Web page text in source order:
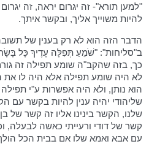
"למען תורא"- זה יגרום יראה, זה
להיות משוייך אליך, ובקשר איתך.
הדבר הזה הוא לא רק בענין של
ב"סליחות": "שֹׁמֵעַ תְּפִלָּה עָדֶיךָ כָּל בָּשָׂר
כך, בזה שהקב"ה שומע תפילה זה
לא היה שומע תפילה אלא היה לו את
הוא נותן, ולא היה אפשרות ע"י
שליהודי יהיה ענין להיות בקשר
שלנו, הקשר בינינו אליו זה קשר של
קשר של דודי ורעייתי כאשה לבעלה,
עם אבא ואמא שלו אם בבית הכל